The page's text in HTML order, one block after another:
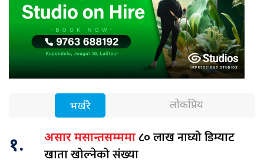
भर्खरै लोकप्रिय
१. असार मसान्तसम्ममा ८० लाख नाघ्यो डिम्याट
खाता खोल्नेको संख्या